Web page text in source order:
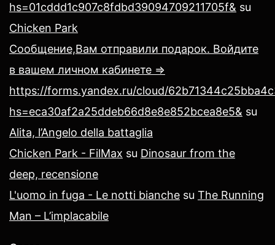
hs=01cddd1c907c8fdbd39094709211705f& su
Chicken Park
Сообщение,Вам отправили подарок. Войдите
в вашем личном кабинете =>
https://forms.yandex.ru/cloud/
hs=eca30af2a25ddeb66d8e8e852bcea8e5& su
Alita, l’Angelo della battaglia
Chicken Park - FilMax su Dinosaur from the
deep, recensione
L'uomo in fuga - Le notti bianche su The Running
Man – L’implacabile